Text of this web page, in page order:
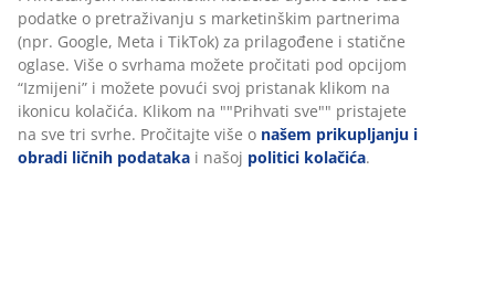
Uputstvo za sastavljanje
Podaci o proizvodu